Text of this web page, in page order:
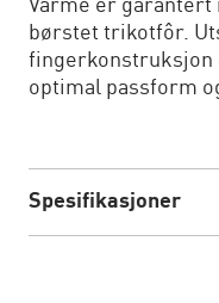
Varme er garantert
børstet trikotfôr.
fingerkonstruksjon
optimal passform
Spesifikasjoner